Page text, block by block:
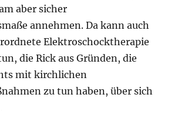
aber sicher
annehmen. Da kann auch
Elektroschocktherapie
die Rick aus Gründen, die
mit kirchlichen
zu tun haben, über sich